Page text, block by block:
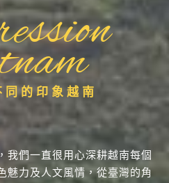
同的印象越南
我們一直很用心深耕越南每個
魅力及人文風情，從臺灣的角